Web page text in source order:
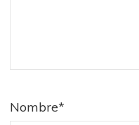
Nombre*